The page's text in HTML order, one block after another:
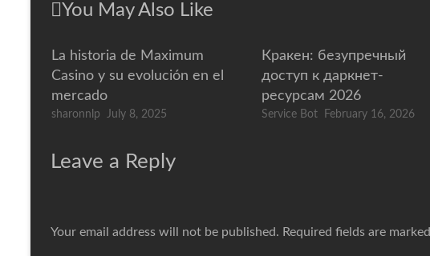
You May Also Like
La historia de Maximum
Casino y su evolución en el
mercado
sharonnlp July 8, 2025
Кракен: безупречный
доступ к даркнет-
ресурсам 2026
Service Bot February 16, 2026
Leave a Reply
Your email address will not be published. Required fields are marked